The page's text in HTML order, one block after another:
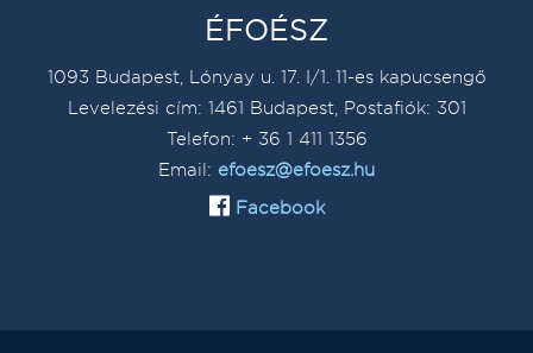
ÉFOÉSZ
1093 Budapest, Lónyay u. 17. I/1. 11-es kapucsengő
Levelezési cím: 1461 Budapest, Postafiók: 301
Telefon: + 36 1 411 1356
Email: efoesz@efoesz.hu
Facebook